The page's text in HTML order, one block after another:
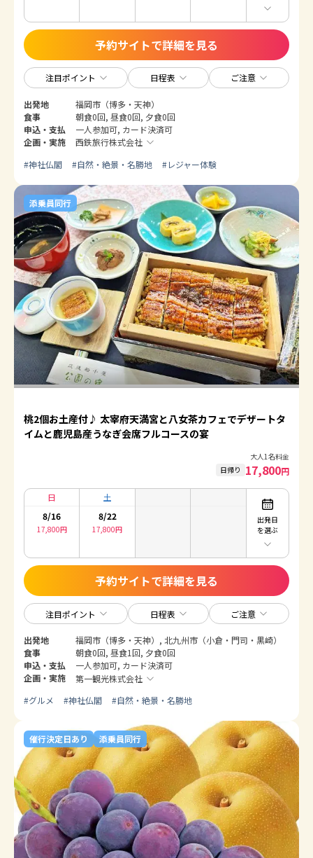
予約サイトで詳細を見る
注目ポイント 日程表 ご注意
出発地
福岡市（博多・天神）
食事
朝食0回, 昼食0回, 夕食0回
申込・支払
一人参加可, カード決済可
企画・実施
西鉄旅行株式会社
#神社仏閣 #自然・絶景・名勝地 #レジャー体験
添乗員同行
桃2個お土産付♪ 太宰府天満宮と八女茶カフェでデザートタ
イムと鹿児島産うなぎ会席フルコースの宴
大人1名料金
日帰り 17,800円
日
8/16
17,800円
土
8/22
17,800円
出発日
を選ぶ
予約サイトで詳細を見る
注目ポイント 日程表 ご注意
出発地
福岡市（博多・天神）, 北九州市（小倉・門司・黒崎）
食事
朝食0回, 昼食1回, 夕食0回
申込・支払
一人参加可, カード決済可
企画・実施
第一観光株式会社
#グルメ #神社仏閣 #自然・絶景・名勝地
催行決定日あり 添乗員同行